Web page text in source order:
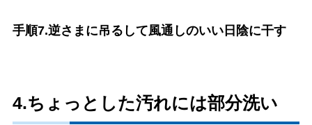
手順7.逆さまに吊るして風通しのいい日陰に干す
4.ちょっとした汚れには部分洗い